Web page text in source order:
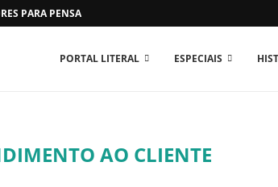
PARA PENSAR O MUNDO...
PORTAL LITERAL ESPECIAIS
AO CLIENTE